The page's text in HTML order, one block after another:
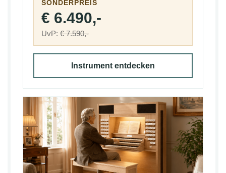
SONDERPREIS
€ 6.490,-
UvP: € 7.590,-
Instrument entdecken